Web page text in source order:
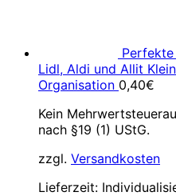
Lidl, Aldi und Allit
Organisation 0,40€
Kein
nach §19 (1) UStG.
zzgl. Versandkosten
Lieferzeit: